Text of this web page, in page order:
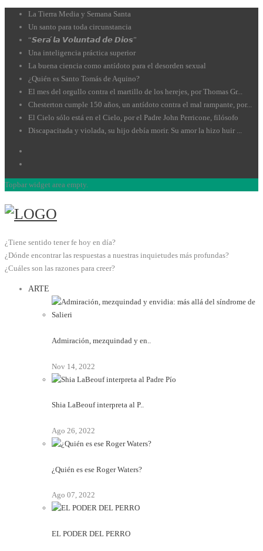
La Tierra Media y Semana Santa
Un santo para toda circunstancia
“𝙎𝙚𝙧𝙖́ 𝙡𝙖 𝙑𝙤𝙡𝙪𝙣𝙩𝙖𝙙 𝙙𝙚 𝘿𝙞𝙤𝙨”
Una inteligencia práctica superior
La buena ciencia como antídoto para el desorden sexual
¿Quién es Santo Tomás de Aquino?
El mes del orgullo contra el martillo de los herejes, por Thomas Gr...
Chesterton cumple 150 años, un antídoto contra el mal rampante, por...
El Cielo sólo está en el Cielo, por el Padre John Perricone, filósofo
Discapacitada y violada, su hijo debía morir. Su amor la hizo huir ...
Topbar widget area empty.
¿Tiene sentido tener fe hoy en día?
¿Dónde encontrar las respuestas a nuestras inquietudes más profundas?
¿Cuáles son las razones para creer?
ARTE
Admiración, mezquindad y en..
Nov 14, 2022
Shia LaBeouf interpreta al P..
Ago 26, 2022
¿Quién es ese Roger Waters?
Ago 07, 2022
EL PODER DEL PERRO